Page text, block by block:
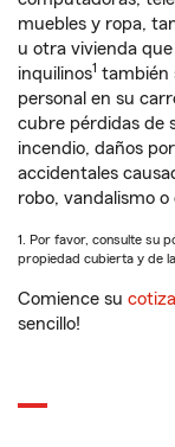
muebles y ropa,
u otra vivienda
inquilinos1 también
personal en su
cubre pérdidas de
incendio, daños
accidentales
robo, vandalismo o
1. Por favor, consulte su
propiedad cubierta y de
Comience su
sencillo!